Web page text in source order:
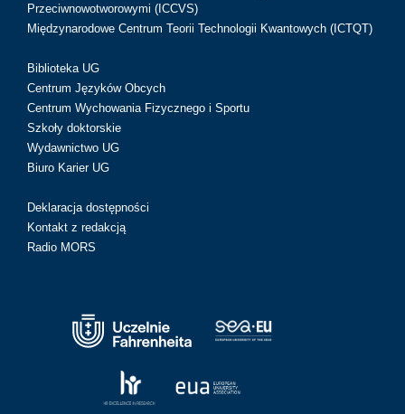
Przeciwnowotworowymi (ICCVS)
Międzynarodowe Centrum Teorii Technologii Kwantowych (ICTQT)
Biblioteka UG
Centrum Języków Obcych
Centrum Wychowania Fizycznego i Sportu
Szkoły doktorskie
Wydawnictwo UG
Biuro Karier UG
Deklaracja dostępności
Kontakt z redakcją
Radio MORS